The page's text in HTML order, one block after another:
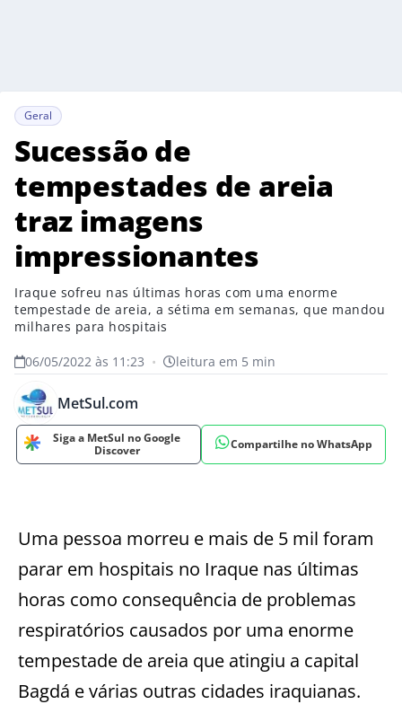
Geral
Sucessão de
tempestades de areia
traz imagens
impressionantes
Iraque sofreu nas últimas horas com uma enorme
tempestade de areia, a sétima em semanas, que mandou
milhares para hospitais
06/05/2022 às 11:23 • leitura em 5 min
MetSul.com
Siga a MetSul no Google
Discover
Compartilhe no WhatsApp
Uma pessoa morreu e mais de 5 mil foram
parar em hospitais no Iraque nas últimas
horas como consequência de problemas
respiratórios causados por uma enorme
tempestade de areia que atingiu a capital
Bagdá e várias outras cidades iraquianas.